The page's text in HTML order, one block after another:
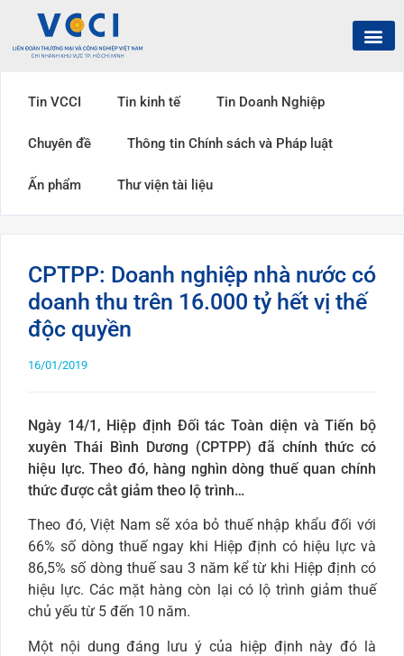
Tin VCCI Tin kinh tế Tin Doanh Nghiệp
Chuyên đề Thông tin Chính sách và Pháp luật
Ấn phẩm Thư viện tài liệu
CPTPP: Doanh nghiệp nhà nước có
doanh thu trên 16.000 tỷ hết vị thế
độc quyền
16/01/2019
Ngày 14/1, Hiệp định Đối tác Toàn diện và Tiến bộ
xuyên Thái Bình Dương (CPTPP) đã chính thức có
hiệu lực. Theo đó, hàng nghìn dòng thuế quan chính
thức được cắt giảm theo lộ trình…
Theo đó, Việt Nam sẽ xóa bỏ thuế nhập khẩu đối với
66% số dòng thuế ngay khi Hiệp định có hiệu lực và
86,5% số dòng thuế sau 3 năm kể từ khi Hiệp định có
hiệu lực. Các mặt hàng còn lại có lộ trình giảm thuế
chủ yếu từ 5 đến 10 năm.
Một nội dung đáng lưu ý của hiệp định này đó là